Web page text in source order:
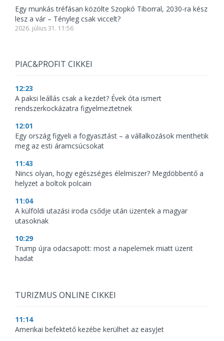
Egy munkás tréfásan közölte Szopkó Tiborral, 2030-ra kész
lesz a vár – Tényleg csak viccelt?
2026. július 31. 11:56
PIAC&PROFIT CIKKEI
12:23
A paksi leállás csak a kezdet? Évek óta ismert
rendszerkockázatra figyelmeztetnek
12:01
Egy ország figyeli a fogyasztást – a vállalkozások menthetik
meg az esti áramcsúcsokat
11:43
Nincs olyan, hogy egészséges élelmiszer? Megdöbbentő a
helyzet a boltok polcain
11:04
A külföldi utazási iroda csődje után üzentek a magyar
utasoknak
10:29
Trump újra odacsapott: most a napelemek miatt üzent
hadat
TURIZMUS ONLINE CIKKEI
11:14
Amerikai befektető kezébe kerülhet az easyJet